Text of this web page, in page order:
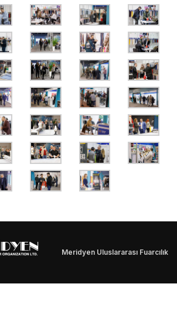
Meridyen Uluslararası Fuarcılık